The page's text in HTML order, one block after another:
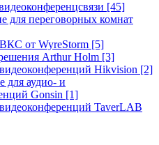
[45]
для переговорных комнат
от WyreStorm [5]
Arthur Holm [3]
Hikvision [2]
для аудио- и
Gonsin [1]
TaverLAB